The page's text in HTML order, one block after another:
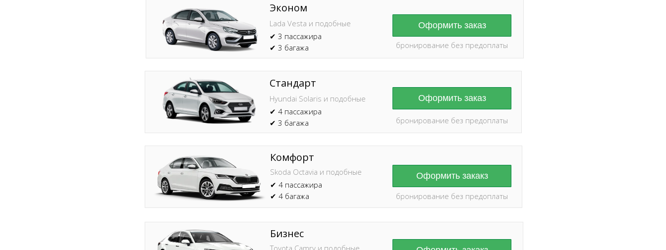
Оформить заказ
Стандарт
Hyundai Solaris и подобные
✔ 4 пассажира
✔ 3 багажа
Бизнес
Toyota Camry и подобные
бронирование без предоплаты
Оформить заказ
Эконом
Lada Vesta и подобные
✔ 3 пассажира
✔ 3 багажа
Комфорт
Skoda Octavia и подобные
✔ 4 пассажира
✔ 4 багажа
Оформить закакз
бронирование без предоплаты
бронирование без предоплаты